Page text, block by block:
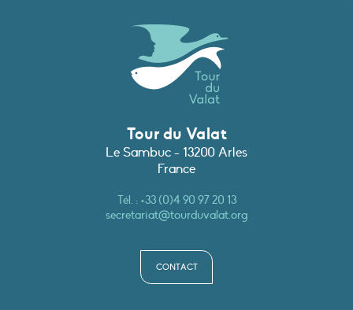
Tour du Valat
Le Sambuc - 13200 Arles
France
Tél. :+33 (0)4 90 97 20 13
secretariat@tourduvalat.org
CONTACT